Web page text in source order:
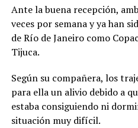
Ante la buena recepción,
veces por semana y ya han
de Río de Janeiro como
Tijuca.
Según su compañera, los
para ella un alivio debido a
estaba consiguiendo ni
situación muy difícil.